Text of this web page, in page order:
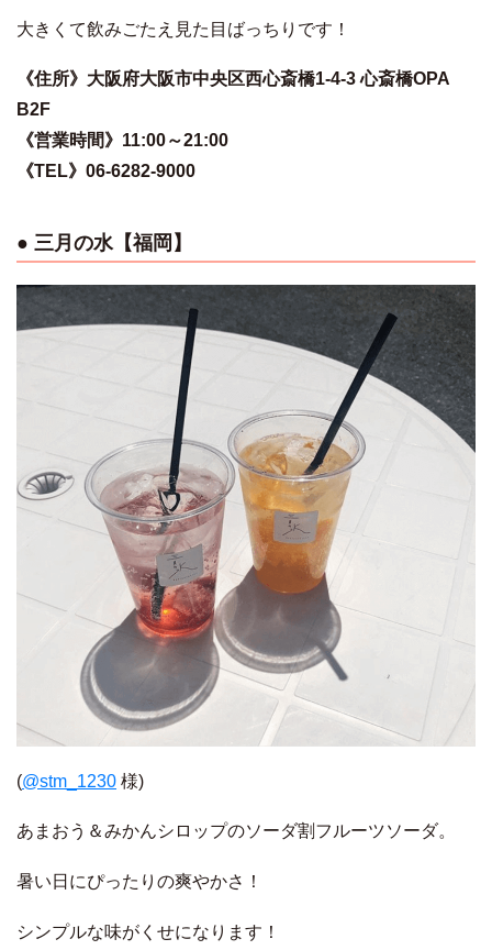
大きくて飲みごたえ見た目ばっちりです！
《住所》大阪府大阪市中央区西心斎橋1-4-3 心斎橋OPA
B2F
《営業時間》11:00～21:00
《TEL》06-6282-9000
● 三月の水【福岡】
(@stm_1230 様)
あまおう＆みかんシロップのソーダ割フルーツソーダ。
暑い日にぴったりの爽やかさ！
シンプルな味がくせになります！